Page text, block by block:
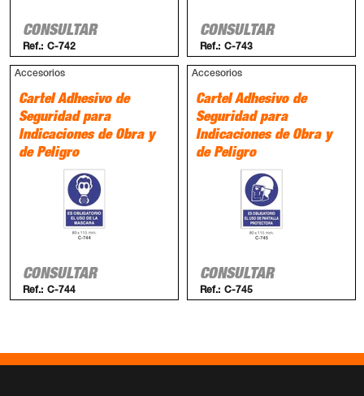
CONSULTAR
Ref.: C-742
CONSULTAR
Ref.: C-743
Accesorios
Cartel Adhesivo de
Seguridad para
Indicaciones de Obra y
de Peligro
CONSULTAR
Ref.: C-744
Accesorios
Cartel Adhesivo de
Seguridad para
Indicaciones de Obra y
de Peligro
CONSULTAR
Ref.: C-745